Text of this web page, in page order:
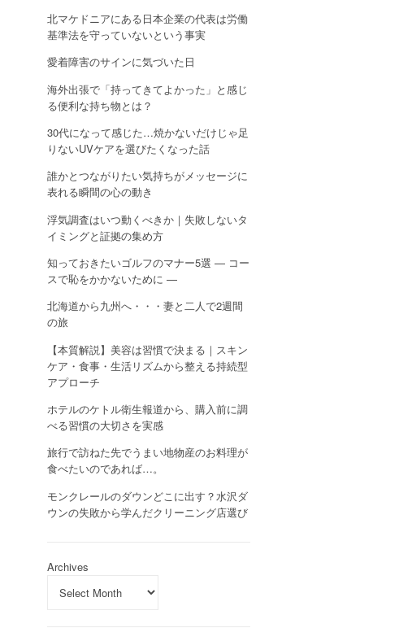
北マケドニアにある日本企業の代表は労働
基準法を守っていないという事実
愛着障害のサインに気づいた日
海外出張で「持ってきてよかった」と感じ
る便利な持ち物とは？
30代になって感じた…焼かないだけじゃ足
りないUVケアを選びたくなった話
誰かとつながりたい気持ちがメッセージに
表れる瞬間の心の動き
浮気調査はいつ動くべきか｜失敗しないタ
イミングと証拠の集め方
知っておきたいゴルフのマナー5選 — コー
スで恥をかかないために —
北海道から九州へ・・・妻と二人で2週間
の旅
【本質解説】美容は習慣で決まる｜スキン
ケア・食事・生活リズムから整える持続型
アプローチ
ホテルのケトル衛生報道から、購入前に調
べる習慣の大切さを実感
旅行で訪ねた先でうまい地物産のお料理が
食べたいのであれば…。
モンクレールのダウンどこに出す？水沢ダ
ウンの失敗から学んだクリーニング店選び
Archives